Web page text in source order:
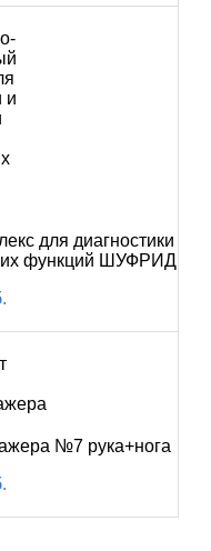
для диагностики
функций ШУФРИД
№7 рука+нога